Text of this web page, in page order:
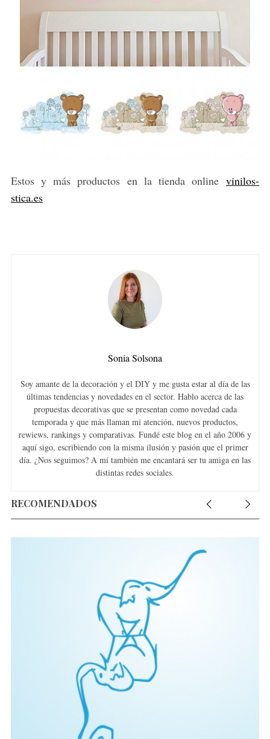
Estos y más productos en la tienda onlinevinilos-
stica.es
Sonia Solsona
Soy amante de la decoración y el DIY y me gusta estar al día de las
últimas tendencias y novedades en el sector. Hablo acerca de las
propuestas decorativas que se presentan como novedad cada
temporada y que más llaman mi atención, nuevos productos,
rewiews, rankings y comparativas. Fundé este blog en el año 2006 y
aquí sigo, escribiendo con la misma ilusión y pasión que el primer
día. ¿Nos seguimos? A mí también me encantará ser tu amiga en las
distintas redes sociales.
RECOMENDADOS